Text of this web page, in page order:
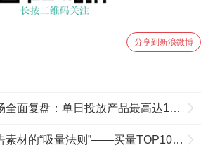
分享到新浪微博
放产品最高达1428款，厂商430家——中国游戏的2018【流量篇】
量法则”——买量TOP10手游到底是怎么做素材的？